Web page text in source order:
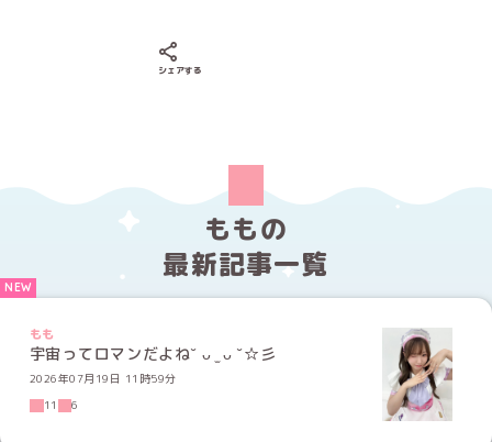
シェアする
ももの
最新記事一覧
もも
宇宙ってロマンだよね˘ ᴗ ̫ ᴗ ˘☆彡
2026年07月19日 11時59分
11
6